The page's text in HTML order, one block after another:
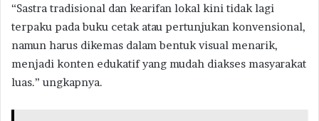
“Sastra tradisional dan kearifan lokal kini tidak lagi
terpaku pada buku cetak atau pertunjukan konvensional,
namun harus dikemas dalam bentuk visual menarik,
menjadi konten edukatif yang mudah diakses masyarakat
luas.” ungkapnya.